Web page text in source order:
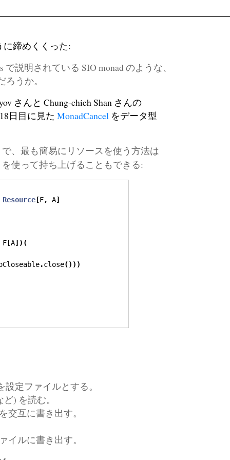
に締めくくった:
説明されている SIO monad のような、
うか。
さんと Chung-chieh Shan さんの
日目に見たMonadCancel をデータ型
で、最も簡易にリソースを使う方法は
を使って持ち上げることもできる:
Resource [F, A]
F [A])(
.close()))
定ファイルとする。
) を読む。
互に書き出す。
イルに書き出す。